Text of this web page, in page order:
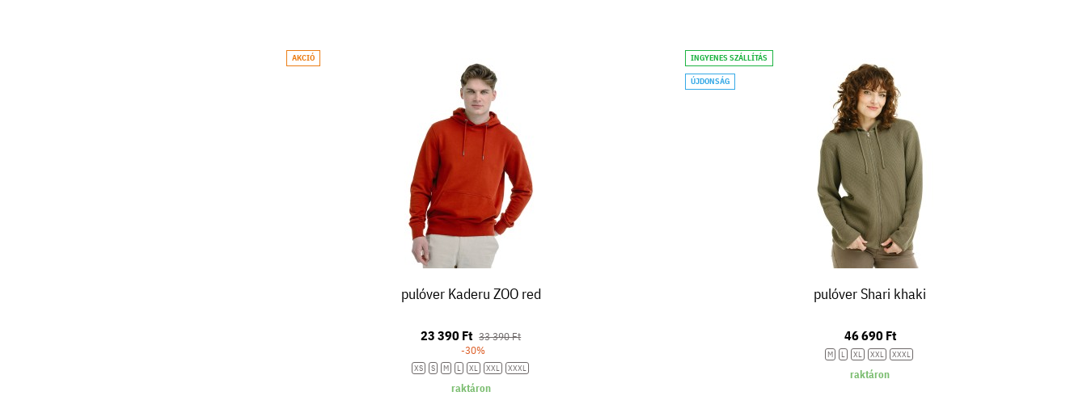
AKCIÓ
pulóver Kaderu ZOO red
23 390 Ft 33 390 Ft
-30%
XS S M L XL XXL XXXL
raktáron
INGYENES SZÁLLÍTÁS
ÚJDONSÁG
pulóver Shari khaki
46 690 Ft
M L XL XXL XXXL
raktáron